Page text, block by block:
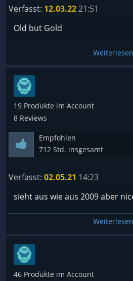
Verfasst: 12.03.2221:51
Old but Gold
Weiterlesen
19 Produkte im Account
8 Reviews
Empfohlen
712 Std. insgesamt
Verfasst: 02.05.21 14:23
sieht aus wie aus 2009 aber
Weiterlesen
46 Produkte im Account